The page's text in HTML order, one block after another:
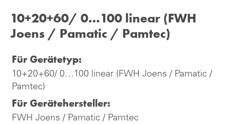
10+20+60/ 0…100 linear (FWH
Joens / Pamatic / Pamtec)
Für Gerätetyp:
10+20+60/ 0…100 linear (FWH Joens / Pamatic /
Pamtec)
Für Gerätehersteller:
FWH Joens / Pamatic / Pamtec